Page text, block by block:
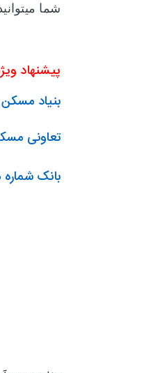
شما
پیشنهاد
بنیاد مسکن
تعاونی
بانک